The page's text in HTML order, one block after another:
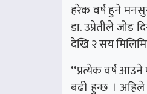
हरेक वर्ष हुने
डा. उप्रेतीले जोड
देखि २ सय
‘‘प्रत्येक वर्ष
बढी हुन्छ । अहिले